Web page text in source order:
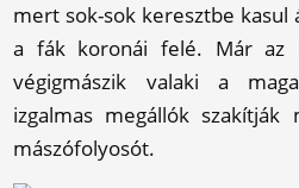
mert sok-sok keresztbe kasul
a fák koronái felé. Már az
végigmászik valaki a
izgalmas megállók szakítják
mászófolyosót.